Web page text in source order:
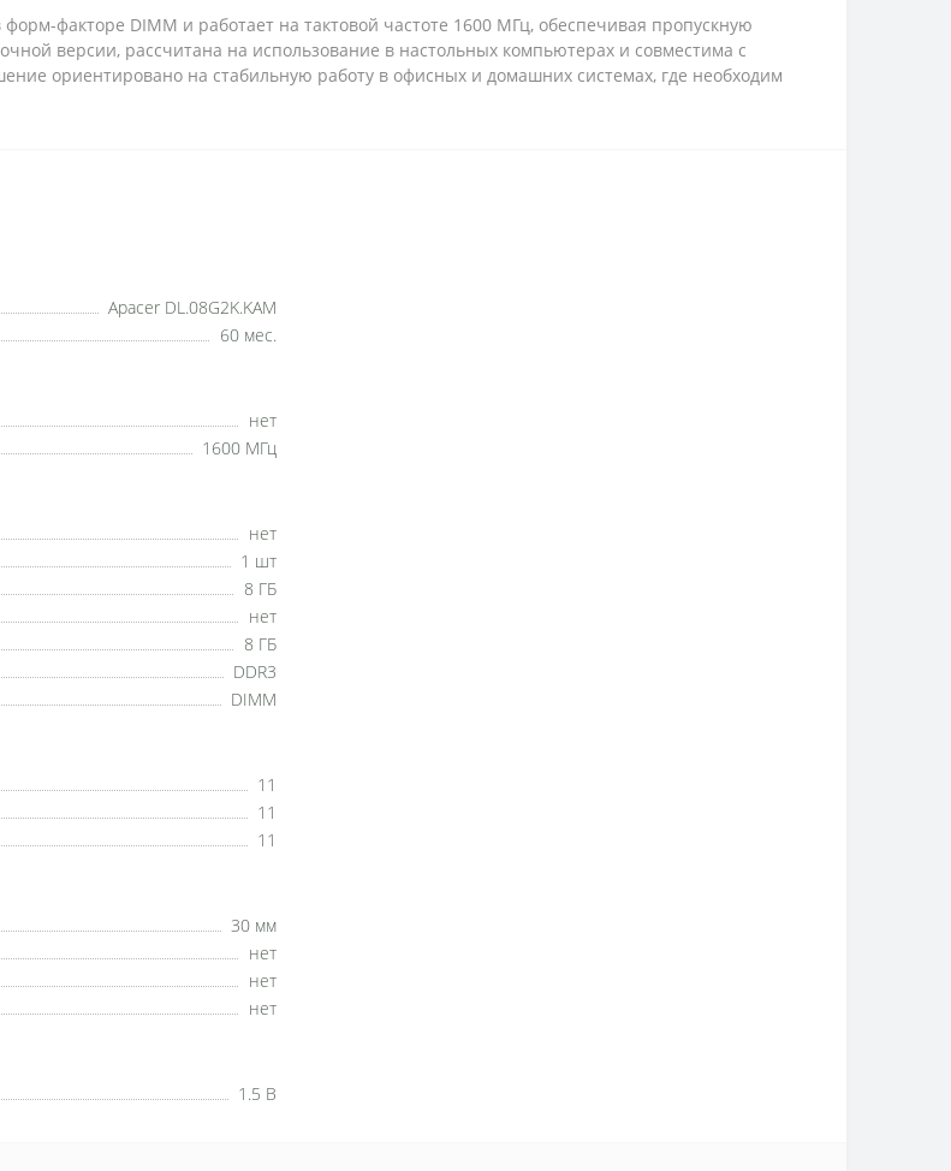
факторе DIMM и работает на тактовой частоте 1600 МГц, обеспечивая пропускную
версии, рассчитана на использование в настольных компьютерах и совместима с
ориентировано на стабильную работу в офисных и домашних системах, где необходим
Apacer DL.08G2K.KAM
60 мес.
нет
1600 МГц
нет
1 шт
8 ГБ
нет
8 ГБ
DDR3
DIMM
11
11
11
30 мм
нет
нет
нет
1.5 В